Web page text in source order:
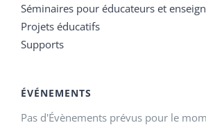
Séminaires pour éducateurs et
Projets éducatifs
Supports
ÉVÉNEMENTS
Pas d'Évènements prévus pour le